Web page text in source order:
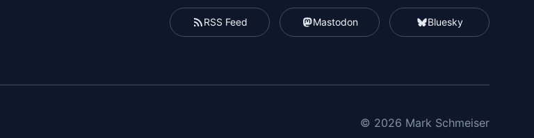
RSS Feed Mastodon Bluesky
© 2026 Mark Schmeiser